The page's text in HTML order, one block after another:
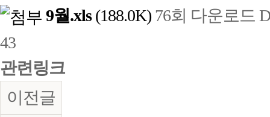
9월.xls(188.0K) 76회 다운로드
43
관련링크
이전글